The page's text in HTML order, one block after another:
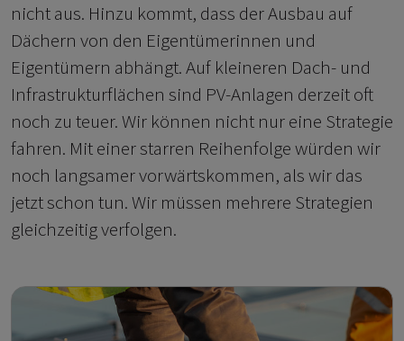
nicht aus. Hinzu kommt, dass der Ausbau auf
Dächern von den Eigentümerinnen und
Eigentümern abhängt. Auf kleineren Dach- und
Infrastrukturflächen sind PV-Anlagen derzeit oft
noch zu teuer. Wir können nicht nur eine Strategie
fahren. Mit einer starren Reihenfolge würden wir
noch langsamer vorwärtskommen, als wir das
jetzt schon tun. Wir müssen mehrere Strategien
gleichzeitig verfolgen.